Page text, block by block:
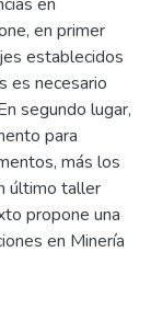
en primer
establecidos
es necesario
segundo lugar,
para
más los
último taller
propone una
en Minería